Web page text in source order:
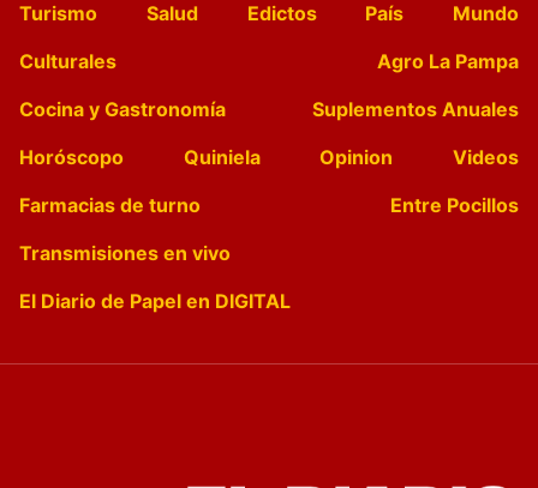
Turismo
Salud Edictos País
Mundo
Culturales
Agro La Pampa
Cocina y Gastronomía
Suplementos Anuales
Horóscopo
Quiniela Opinion
Videos
Farmacias de turno
Entre Pocillos
Transmisiones en vivo
El Diario de Papel en DIGITAL